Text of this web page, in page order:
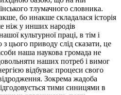
тлумачного словника.
бо инакше складалася історія
ніж у инших народів
культурної праці, в тім і
цього приводу слід сказати, це
наша наукова громада не
наших потреб і вимог
відбуває процеси свого
Зокрема жадоба
тими синицями в